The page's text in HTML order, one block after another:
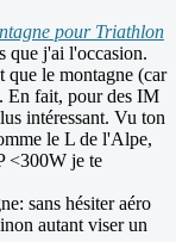
pour Triathlon
que j'ai l'occasion.
que le montagne (car
En fait, pour des IM
intéressant. Vu ton
le L de l'Alpe,
<300W je te
sans hésiter aéro
autant viser un